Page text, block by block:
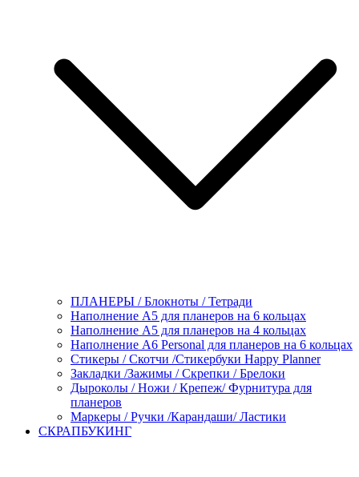
ПЛАНЕРЫ / Блокноты / Тетради
Наполнение А5 для планеров на 6 кольцах
Наполнение А5 для планеров на 4 кольцах
Наполнение А6 Personal для планеров на 6 кольцах
Стикеры / Скотчи /Стикербуки Happy Planner
Закладки /Зажимы / Скрепки / Брелоки
Дыроколы / Ножи / Крепеж/ Фурнитура для
планеров
Маркеры / Ручки /Карандаши/ Ластики
СКРАПБУКИНГ